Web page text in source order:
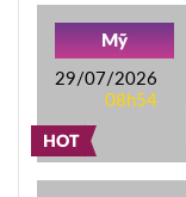
HOT
Mỹ
29/07/2026
08h54